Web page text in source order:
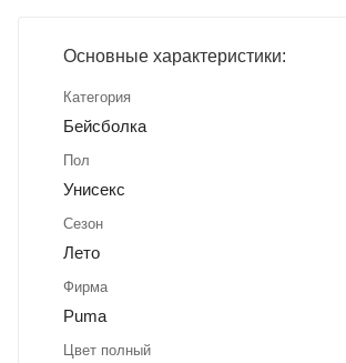
Основные характеристики:
Категория
Бейсболка
Пол
Унисекс
Сезон
Лето
Фирма
Puma
Цвет полный